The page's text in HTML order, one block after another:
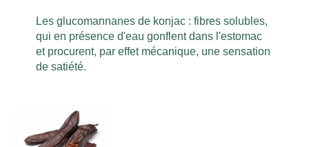
Les glucomannanes de konjac : fibres solubles,
qui en présence d'eau gonflent dans l'estomac
et procurent, par effet mécanique, une sensation
de satiété.